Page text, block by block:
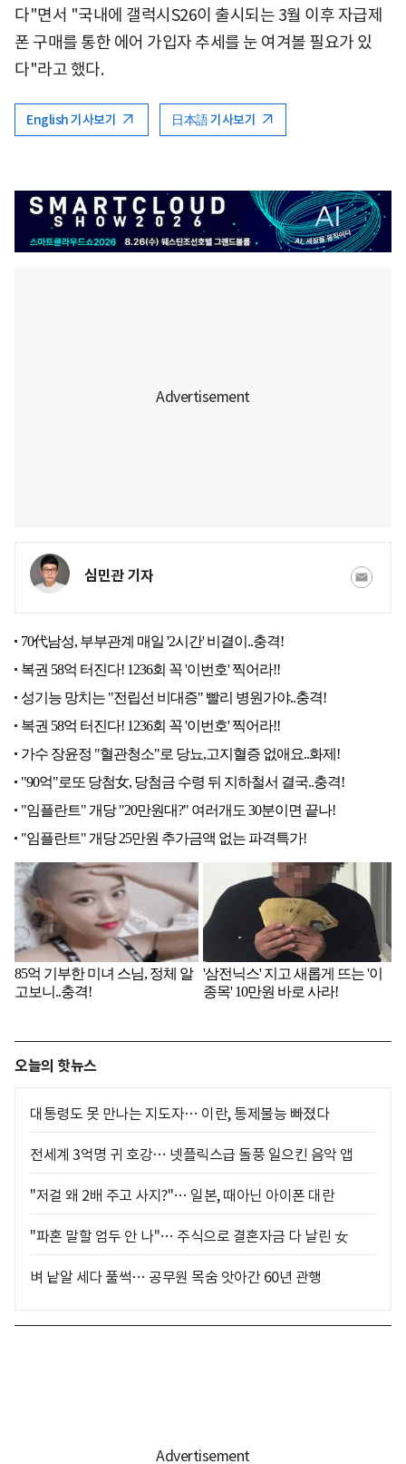
다"면서 "국내에 갤럭시S26이 출시되는 3월 이후 자급제
폰 구매를 통한 에어 가입자 추세를 눈 여겨볼 필요가 있
다"라고 했다.
English 기사보기 日本語 기사보기
심민관 기자
오늘의 핫뉴스
대통령도 못 만나는 지도자… 이란, 통제불능 빠졌다
전세계 3억명 귀 호강… 넷플릭스급 돌풍 일으킨 음악 앱
"저걸 왜 2배 주고 사지?"… 일본, 때아닌 아이폰 대란
"파혼 말할 엄두 안 나"… 주식으로 결혼자금 다 날린 女
벼 낱알 세다 풀썩… 공무원 목숨 앗아간 60년 관행